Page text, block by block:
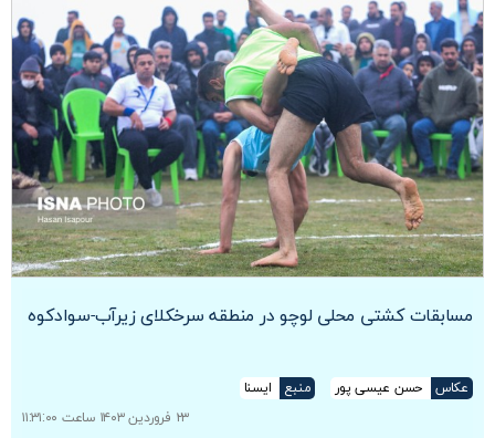
مسابقات کشتی محلی لوچو در منطقه سرخکلای زیرآب-سوادکوه
عکاس حسن عیسی پور منبع
ایسنا
۲۳ فروردین ۱۴۰۳ ساعت ۱۱:۳۱:۰۰